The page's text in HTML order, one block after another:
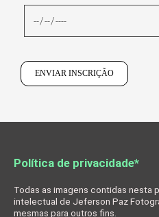
ENVIAR INSCRIÇÃO
Política de privacidade*
Todas as imagens contidas nesta
intelectual de Jeferson Paz
mesmas para outros fins.